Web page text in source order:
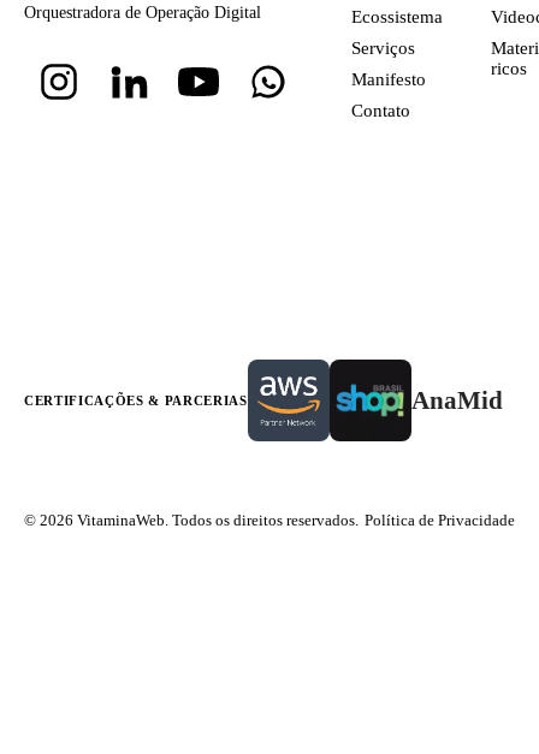
Orquestradora de Operação Digital
Ecossistema
Serviços
Manifesto
Contato
ricos
CERTIFICAÇÕES & PARCERIAS AnaMid
© 2026 VitaminaWeb. Todos os direitos reservados. Política de Privacidade